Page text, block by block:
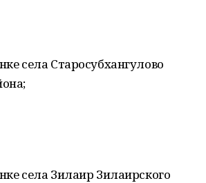
села Старосубхангулово
села Зилаир Зилаирского